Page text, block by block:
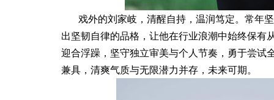
戏外的刘家岐，清醒自持，温润笃定。常年
出坚韧自律的品格，让他在行业浪潮中始终保有
迎合浮躁，坚守独立审美与个人节奏，勇于尝试
兼具，清爽气质与无限潜力并存，未来可期。